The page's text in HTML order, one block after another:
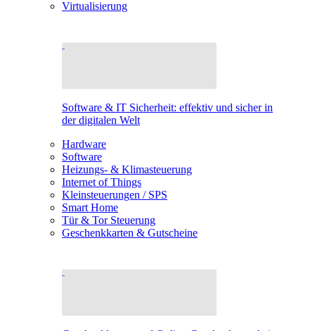
Virtualisierung
Software & IT Sicherheit: effektiv und sicher in
der digitalen Welt
Hardware
Software
Heizungs- & Klimasteuerung
Internet of Things
Kleinsteuerungen / SPS
Smart Home
Tür & Tor Steuerung
Geschenkkarten & Gutscheine